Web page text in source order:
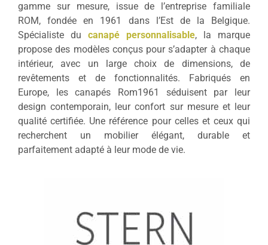
gamme sur mesure, issue de l’entreprise familiale
ROM, fondée en 1961 dans l’Est de la Belgique.
Spécialiste du canapé personnalisable, la marque
propose des modèles conçus pour s’adapter à chaque
intérieur, avec un large choix de dimensions, de
revêtements et de fonctionnalités. Fabriqués en
Europe, les canapés Rom1961 séduisent par leur
design contemporain, leur confort sur mesure et leur
qualité certifiée. Une référence pour celles et ceux qui
recherchent un mobilier élégant, durable et
parfaitement adapté à leur mode de vie.